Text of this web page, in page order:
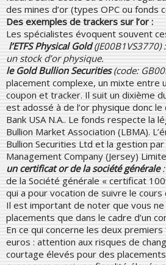
des mines d’or (types OPC ou fonds
Des exemples de trackers sur l’or :
Les spécialistes évoquent souvent
l’ETFS Physical Gold(JE00B1VS3770)
un stock d’or physique.
le Gold Bullion Securities(code:
placement complexe, un mixte entre
coupon et tracker. Il suit un dixième
est adossé à de l’or physique donc
Bank USA N.A.. Le fonds respecte la
Bullion Market Association (LBMA).
Bullion Securities Ltd et la gestion par
Management Company (Jersey)
un certificat or de la société générale:
de la Société générale « certificat
qui a pour vocation de suivre le cours
Il est important de noter que vous
placements que dans le cadre d’un
En ce qui concerne les deux
euros : attention aux risques de
courtage élevés pour des